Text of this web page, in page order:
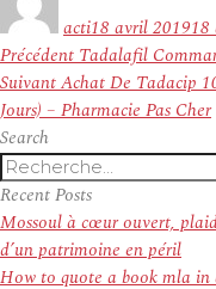
actile
18 avril 201918
Navigation
de
l’article
Précédent Article
précédent :
Tadalafil
SuivantArticle
suivant :
Achat De Tadacip
Jours) – Pharmacie Pas Cher
Search
Recherche
pour
:
Recent Posts
Mossoul à cœur ouvert,
d’un patrimoine en péril
How to quote a book mla in